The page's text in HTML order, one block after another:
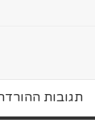
תגובות